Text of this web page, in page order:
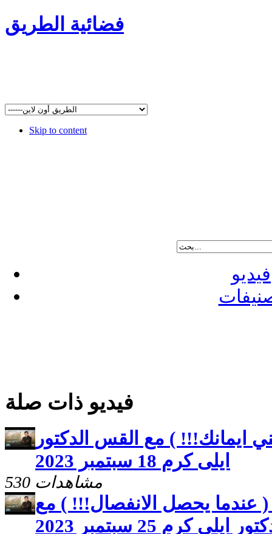
فضائية الطريق
Skip to content
فيديو
فيديو ذات صلة
ايمانك!!! ) مع القس الدكتور
ايلى كرم 18 سبتمبر 2023
530 مشاهدات
( عندما يحصل الانفصال!!! ) مع
كرم 25 سبتمبر 2023